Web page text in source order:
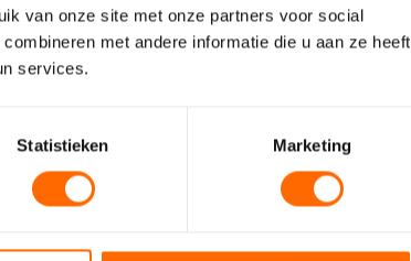
van onze site met onze partners voor social
met andere informatie die u aan ze heeft
services.
Statistieken Marketing
lokaal familiebedrijf, bestaande uit pure
het bestellen van kunststof kozijnen voor